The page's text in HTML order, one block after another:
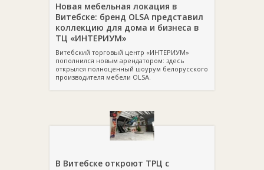
Новая мебельная локация в
Витебске: бренд OLSA представил
коллекцию для дома и бизнеса в
ТЦ «ИНТЕРИУМ»
Витебский торговый центр «ИНТЕРИУМ»
пополнился новым арендатором: здесь
открылся полноценный шоурум белорусского
производителя мебели OLSA.
В Витебске откроют ТРЦ с